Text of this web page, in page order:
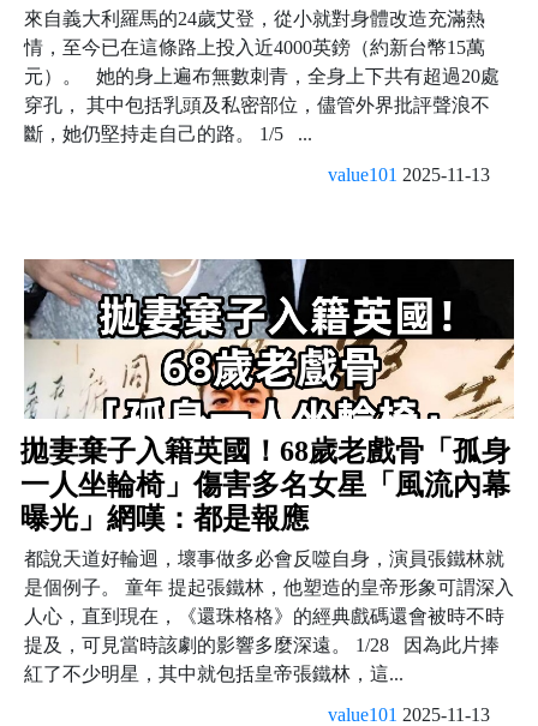
來自義大利羅馬的24歲艾登，從小就對身體改造充滿熱
情，至今已在這條路上投入近4000英鎊（約新台幣15萬
元）。 她的身上遍布無數刺青，全身上下共有超過20處
穿孔， 其中包括乳頭及私密部位，儘管外界批評聲浪不
斷，她仍堅持走自己的路。 1/5 ...
value101 2025-11-13
拋妻棄子入籍英國！68歲老戲骨「孤身
一人坐輪椅」傷害多名女星「風流內幕
曝光」網嘆：都是報應
都說天道好輪迴，壞事做多必會反噬自身，演員張鐵林就
是個例子。 童年 提起張鐵林，他塑造的皇帝形象可謂深入
人心，直到現在，《還珠格格》的經典戲碼還會被時不時
提及，可見當時該劇的影響多麼深遠。 1/28 因為此片捧
紅了不少明星，其中就包括皇帝張鐵林，這...
value101 2025-11-13